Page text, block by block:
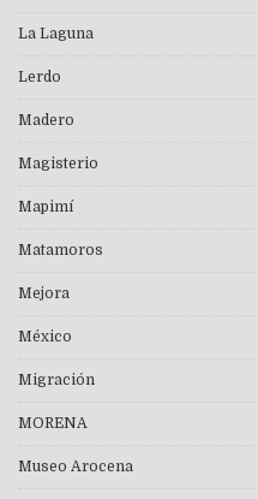
La Laguna
Lerdo
Madero
Magisterio
Mapimí
Matamoros
Mejora
México
Migración
MORENA
Museo Arocena